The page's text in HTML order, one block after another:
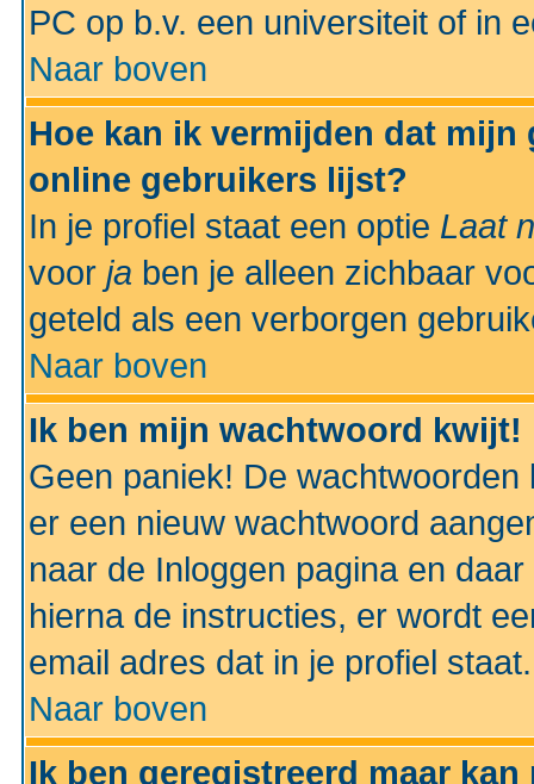
PC op b.v. een universiteit of in
Naar boven
Hoe kan ik vermijden dat
online gebruikers lijst?
In je profiel staat een optie Laat
voor ja ben je alleen zichbaar
geteld als een verborgen
Naar boven
Ik ben mijn wachtwoord kwijt!
Geen paniek! De
er een nieuw wachtwoord
naar de Inloggen pagina en
hierna de instructies, er wordt
email adres dat in je profiel staat.
Naar boven
Ik ben geregistreerd maar